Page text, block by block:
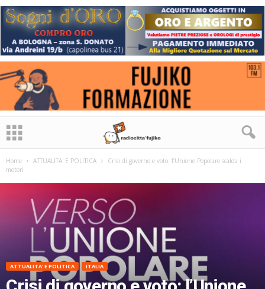
Home ATTUALITA' E POLITICA
Crisi di governo e voto: l’Unione Popolare scalda i
motori
ATTUALITA' E POLITICA ITALIA